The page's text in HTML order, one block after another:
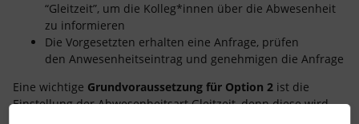
“Gleitzeit”, um die Kolleg*innen über die Abwesenheit
zu informieren
Die Vorgesetzten erhalten eine Anfrage, prüfen
den Anwesenheitseintrag und genehmigen die Anfrage
Eine wichtige Grundvoraussetzung für Option 2 ist die
Einstellung der Abwesenheitsart Gleitzeit, denn diese wird